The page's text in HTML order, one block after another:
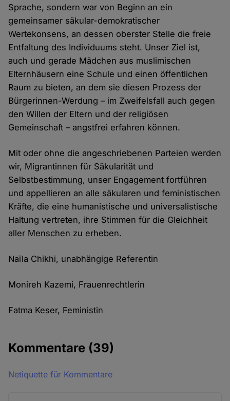
Sprache, sondern war von Beginn an ein
gemeinsamer säkular-demokratischer
Wertekonsens, an dessen oberster Stelle die freie
Entfaltung des Individuums steht. Unser Ziel ist,
auch und gerade Mädchen aus muslimischen
Elternhäusern eine Schule und einen öffentlichen
Raum zu bieten, an dem sie diesen Prozess der
Bürgerinnen-Werdung – im Zweifelsfall auch gegen
den Willen der Eltern und der religiösen
Gemeinschaft – angstfrei erfahren können.
Mit oder ohne die angeschriebenen Parteien werden
wir, Migrantinnen für Säkularität und
Selbstbestimmung, unser Engagement fortführen
und appellieren an alle säkularen und feministischen
Kräfte, die eine humanistische und universalistische
Haltung vertreten, ihre Stimmen für die Gleichheit
aller Menschen zu erheben.
Naïla Chikhi, unabhängige Referentin
Monireh Kazemi, Frauenrechtlerin
Fatma Keser, Feministin
Kommentare (39)
Netiquette für Kommentare